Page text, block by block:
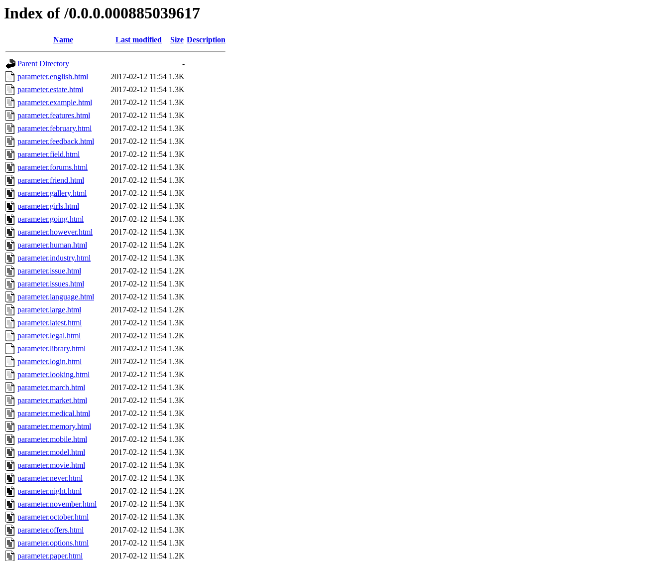
Index of /0.0.0.000885039617
Name Last modified Size Description
Parent Directory
-
parameter.english.html
2017-02-12 11:54 1.3K
parameter.estate.html
2017-02-12 11:54 1.3K
parameter.example.html
2017-02-12 11:54 1.3K
parameter.features.html
2017-02-12 11:54 1.3K
parameter.february.html
2017-02-12 11:54 1.3K
parameter.feedback.html
2017-02-12 11:54 1.3K
parameter.field.html
2017-02-12 11:54 1.3K
parameter.forums.html
2017-02-12 11:54 1.3K
parameter.friend.html
2017-02-12 11:54 1.3K
parameter.gallery.html
2017-02-12 11:54 1.3K
parameter.girls.html
2017-02-12 11:54 1.3K
parameter.going.html
2017-02-12 11:54 1.3K
parameter.however.html
2017-02-12 11:54 1.3K
parameter.human.html
2017-02-12 11:54 1.2K
parameter.industry.html
2017-02-12 11:54 1.3K
parameter.issue.html
2017-02-12 11:54 1.2K
parameter.issues.html
2017-02-12 11:54 1.3K
parameter.language.html
2017-02-12 11:54 1.3K
parameter.large.html
2017-02-12 11:54 1.2K
parameter.latest.html
2017-02-12 11:54 1.3K
parameter.legal.html
2017-02-12 11:54 1.2K
parameter.library.html
2017-02-12 11:54 1.3K
parameter.login.html
2017-02-12 11:54 1.3K
parameter.looking.html
2017-02-12 11:54 1.3K
parameter.march.html
2017-02-12 11:54 1.3K
parameter.market.html
2017-02-12 11:54 1.3K
parameter.medical.html
2017-02-12 11:54 1.3K
parameter.memory.html
2017-02-12 11:54 1.3K
parameter.mobile.html
2017-02-12 11:54 1.3K
parameter.model.html
2017-02-12 11:54 1.3K
parameter.movie.html
2017-02-12 11:54 1.3K
parameter.never.html
2017-02-12 11:54 1.3K
parameter.night.html
2017-02-12 11:54 1.2K
parameter.november.html
2017-02-12 11:54 1.3K
parameter.october.html
2017-02-12 11:54 1.3K
parameter.offers.html
2017-02-12 11:54 1.3K
parameter.options.html
2017-02-12 11:54 1.3K
parameter.paper.html
2017-02-12 11:54 1.2K